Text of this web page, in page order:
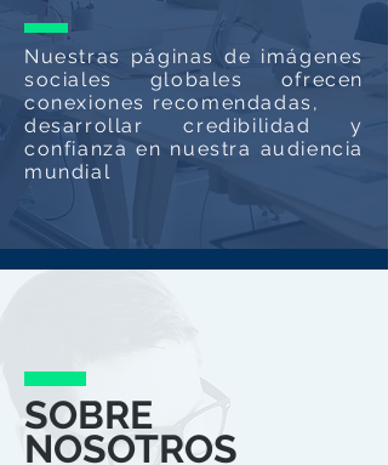
Nuestras páginas de imágenes
sociales globales ofrecen
conexiones recomendadas,
desarrollar credibilidad y
confianza en nuestra audiencia
mundial
SOBRE
NOSOTROS